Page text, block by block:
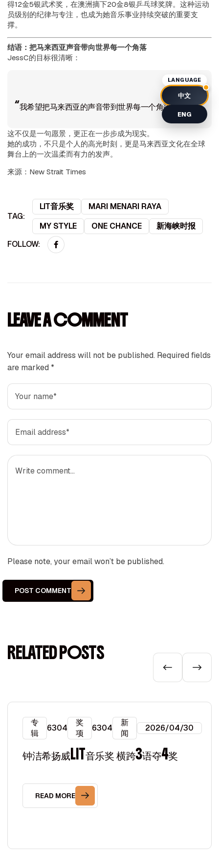
得12金5银武术奖，在澳洲摘下20金8银乒乓球奖牌。这种运动
员级别的纪律与专注，也成为她音乐事业持续突破的重要支
撑。
结语：把马来西亚声音带向世界每一个角落
JessC的目标很清晰：
“我希望把马来西亚的声音带到世界每一个角落。”
这不仅是一句愿景，更正在一步步成为现实。
她的成功，不只是个人的高光时刻，更是马来西亚文化在全球
舞台上的一次温柔而有力的发声。
来源：New Strait Times
TAG:
LIT音乐奖
MARI MENARI RAYA
MY STYLE
ONE CHANCE
新海峡时报
FOLLOW:
LEAVE A COMMENT
Your email address will not be published. Required fields
are marked *
Please note, your email won’t be published.
POST COMMENT
RELATED POSTS
专
辑
6304
奖
项
6304
新
闻
2026/04/30
钟洁希扬威LIT音乐奖 横跨3语夺4奖
READ MORE
LANGUAGE
中文
ENG